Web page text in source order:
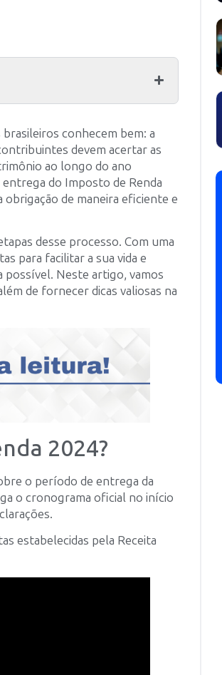
conhecem bem: a
devem acertar as
ao longo do ano
do Imposto de Renda
obrigação de maneira eficiente e
desse processo. Com uma
para facilitar a sua vida e
possível. Neste artigo, vamos
de fornecer dicas valiosas na
2024?
o período de entrega da
o cronograma oficial no início
estabelecidas pela Receita